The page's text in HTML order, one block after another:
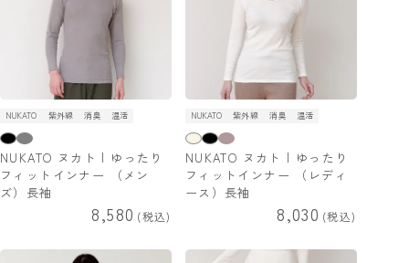
NUKATO 紫外線 消臭 温活
NUKATO ヌカト | ゆったり
フィットインナー （メン
ズ）長袖
8,580 税込
NUKATO 紫外線 消臭 温活
NUKATO ヌカト | ゆったり
フィットインナー （レディ
ース）長袖
8,030 税込